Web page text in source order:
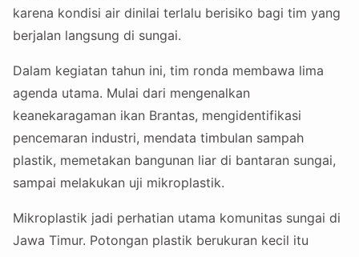
karena kondisi air dinilai terlalu berisiko bagi tim yang
berjalan langsung di sungai.
Dalam kegiatan tahun ini, tim ronda membawa lima
agenda utama. Mulai dari mengenalkan
keanekaragaman ikan Brantas, mengidentifikasi
pencemaran industri, mendata timbulan sampah
plastik, memetakan bangunan liar di bantaran sungai,
sampai melakukan uji mikroplastik.
Mikroplastik jadi perhatian utama komunitas sungai di
Jawa Timur. Potongan plastik berukuran kecil itu